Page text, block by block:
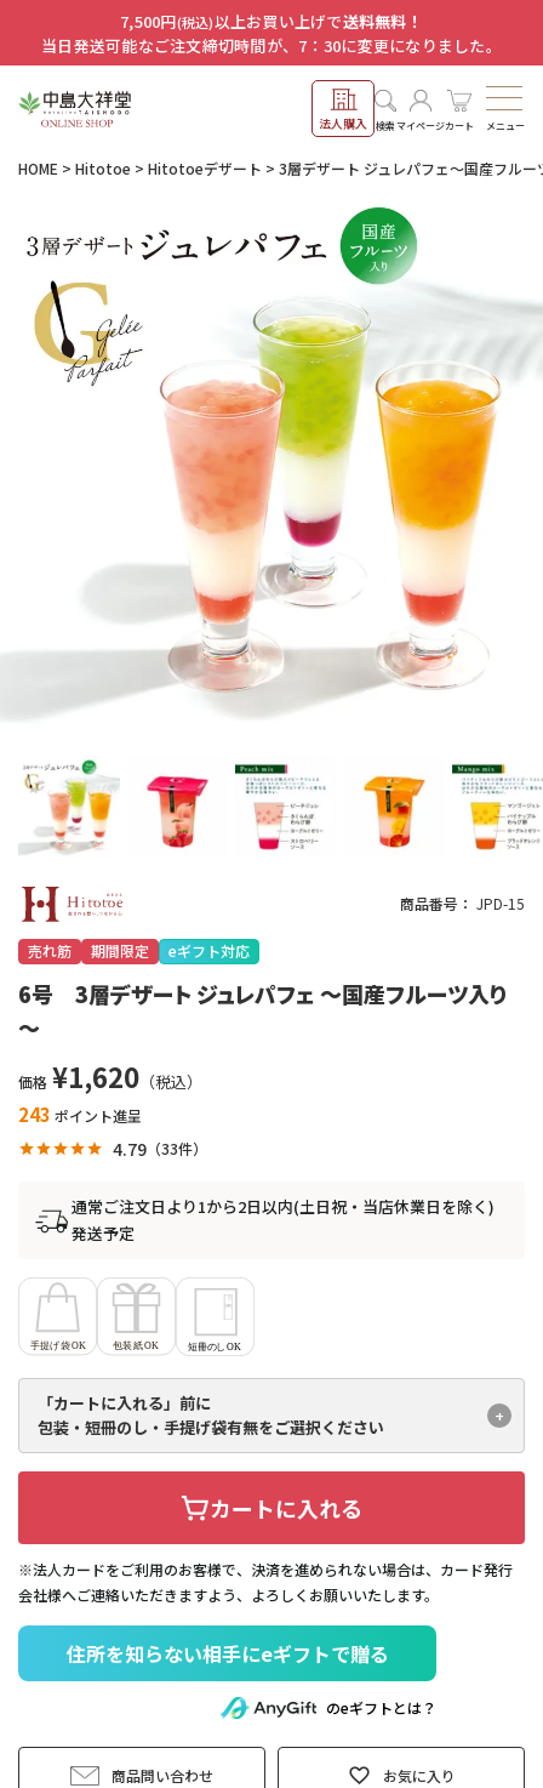
7,500円(税込)以上お買い上げで送料無料！
当日発送可能なご注文締切時間が、7：30に変更になりました。
法人購入 検索マイページカート メニュー
HOME Hitotoe Hitotoeデザート 3層デザート ジュレパフェ～国産フルー
商品番号 JPD-15
売れ筋 期間限定 eギフト対応
6号 3層デザート ジュレパフェ ～国産フルーツ入り
～
価格 ¥1,620
243 ポイント進呈
4.79 33
通常ご注文日より1から2日以内(土日祝・当店休業日を除く)
発送予定
「カートに入れる」前に
包装・短冊のし・手提げ袋有無をご選択ください
カートに入れる
※法人カードをご利用のお客様で、決済を進められない場合は、カード発行
会社様へご連絡いただきますよう、よろしくお願いいたします。
住所を知らない相手にeギフトで贈る
のeギフトとは？
商品問い合わせ お気に入り